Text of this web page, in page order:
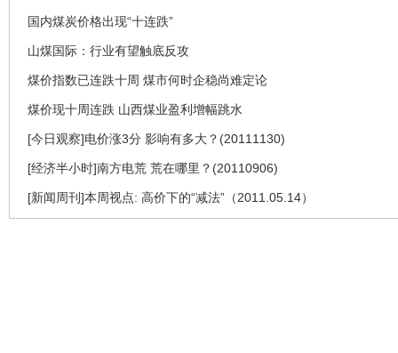
国内煤炭价格出现“十连跌”
山煤国际：行业有望触底反攻
煤价指数已连跌十周 煤市何时企稳尚难定论
煤价现十周连跌 山西煤业盈利增幅跳水
[今日观察]电价涨3分 影响有多大？(20111130)
[经济半小时]南方电荒 荒在哪里？(20110906)
[新闻周刊]本周视点: 高价下的“减法”（2011.05.14）